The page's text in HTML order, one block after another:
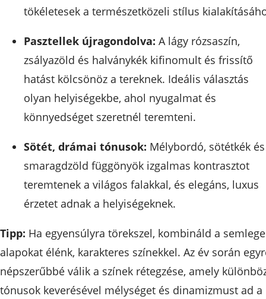
tökéletesek a természetközeli stílus
Pasztellek újragondolva: A lágy rózsaszín,
zsályazöld és halványkék kifinomult és frissítő
hatást kölcsönöz a tereknek. Ideális választás
olyan helyiségekbe, ahol nyugalmat és
könnyedséget szeretnél teremteni.
Sötét, drámai tónusok: Mélybordó, sötétkék és
smaragdzöld függönyök izgalmas kontrasztot
teremtenek a világos falakkal, és elegáns, luxus
érzetet adnak a helyiségeknek.
Tipp: Ha egyensúlyra törekszel, kombináld a
alapokat élénk, karakteres színekkel. Az év során
népszerűbbé válik a színek rétegzése, amely
tónusok keverésével mélységet és dinamizmust ad a